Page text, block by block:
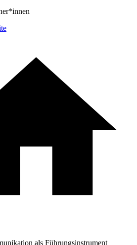
als Führungsinstrument